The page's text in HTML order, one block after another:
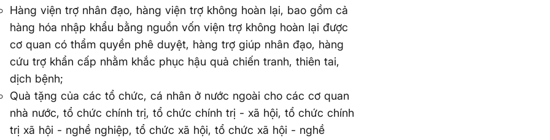
Hàng viện trợ nhân đạo, hàng viện trợ không hoàn lại, bao gồm cả
hàng hóa nhập khẩu bằng nguồn vốn viện trợ không hoàn lại được
cơ quan có thẩm quyền phê duyệt, hàng trợ giúp nhân đạo, hàng
cứu trợ khẩn cấp nhằm khắc phục hậu quả chiến tranh, thiên tai,
dịch bệnh;
Quà tặng của các tổ chức, cá nhân ở nước ngoài cho các cơ quan
nhà nước, tổ chức chính trị, tổ chức chính trị - xã hội, tổ chức chính
trị xã hội - nghề nghiệp, tổ chức xã hội, tổ chức xã hội - nghề